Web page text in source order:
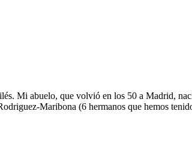
Mi abuelo, que volvió en los 50 a Madrid,
Maribona (6 hermanos que hemos